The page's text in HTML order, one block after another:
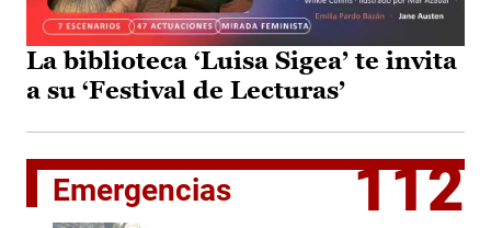
La biblioteca ‘Luisa Sigea’ te invita
a su ‘Festival de Lecturas’
Emergencias 112